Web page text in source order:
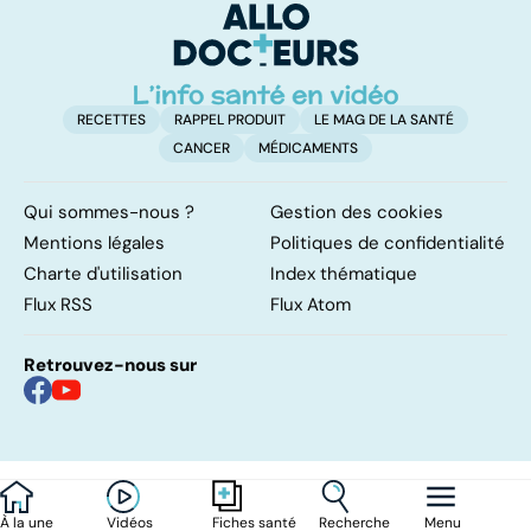
À la une Vidéos Fiches santé Recherche Menu
RECETTES RAPPEL PRODUIT
LE MAG DE LA SANTÉ
CANCER
MÉDICAMENTS
Qui sommes-nous ?
Gestion des cookies
Mentions légales
Politiques de confidentialité
Charte d'utilisation
Index thématique
Flux RSS
Flux Atom
Retrouvez-nous sur